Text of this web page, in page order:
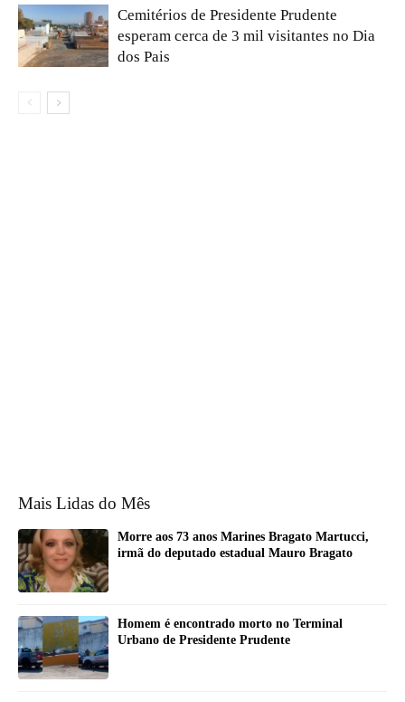
Cemitérios de Presidente Prudente
esperam cerca de 3 mil visitantes no Dia
dos Pais
Mais Lidas do Mês
Morre aos 73 anos Marines Bragato Martucci,
irmã do deputado estadual Mauro Bragato
Homem é encontrado morto no Terminal
Urbano de Presidente Prudente